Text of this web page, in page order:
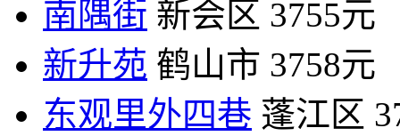
南隅街 新会区 3755元
新升苑 鹤山市 3758元
东观里外四巷 蓬江区